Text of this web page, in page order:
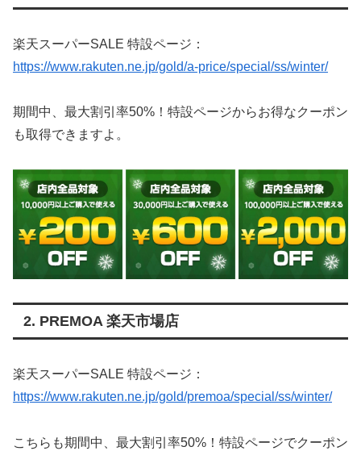
楽天スーパーSALE 特設ページ：
https://www.rakuten.ne.jp/gold/a-price/special/ss/winter/
期間中、最大割引率50%！特設ページからお得なクーポン
も取得できますよ。
2. PREMOA 楽天市場店
楽天スーパーSALE 特設ページ：
https://www.rakuten.ne.jp/gold/premoa/special/ss/winter/
こちらも期間中、最大割引率50%！特設ページでクーポン